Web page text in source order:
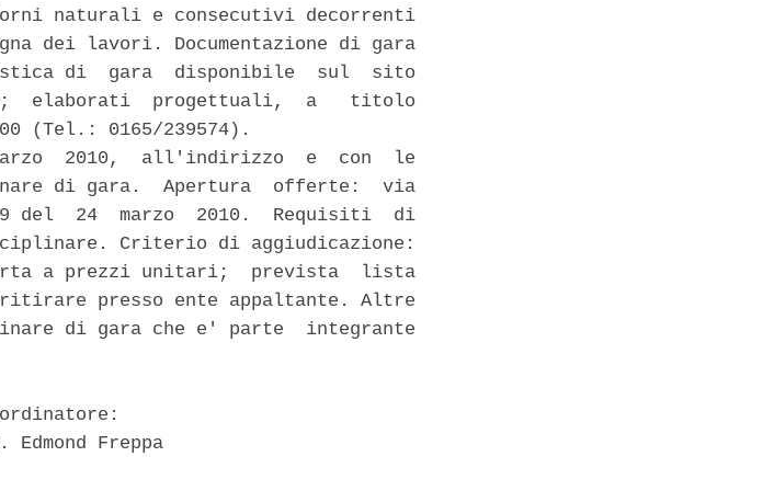
naturali e consecutivi decorrenti
dei lavori. Documentazione di gara
di  gara  disponibile  sul  sito
elaborati  progettuali,  a   titolo
(Tel.: 0165/239574).
2010,  all'indirizzo  e  con  le
di gara.  Apertura  offerte:  via
del  24  marzo  2010.  Requisiti  di
Criterio di aggiudicazione:
a prezzi unitari;  prevista  lista
presso ente appaltante. Altre
di gara che e' parte  integrante
Edmond Freppa